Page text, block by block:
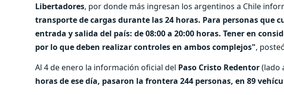
Libertadores, por donde más ingresan los argentinos a Chile
transporte de cargas durante las 24 horas. Para personas que
entrada y salida del país: de 08:00 a 20:00 horas. Tener en
por lo que deben realizar controles en ambos complejos",
Al 4 de enero la información oficial del Paso Cristo Redentor(lado
horas de ese día, pasaron la frontera 244 personas, en 89